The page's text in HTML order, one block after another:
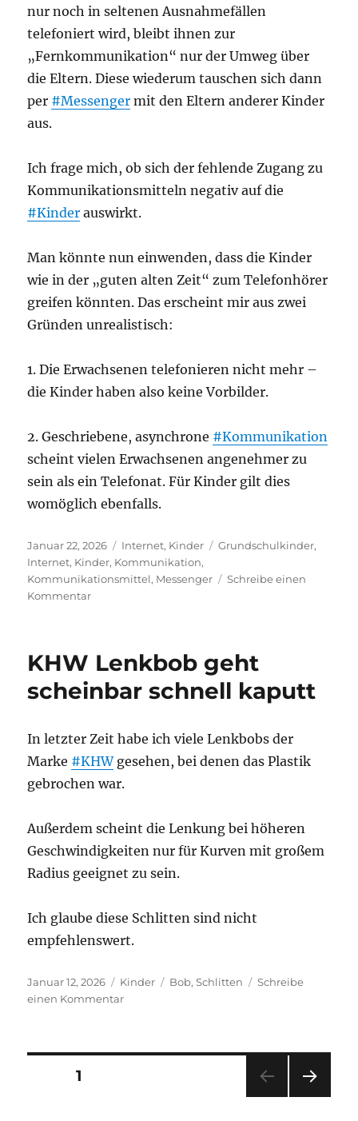
nur noch in seltenen Ausnahmefällen
telefoniert wird, bleibt ihnen zur
„Fernkommunikation“ nur der Umweg über
die Eltern. Diese wiederum tauschen sich dann
per #Messenger mit den Eltern anderer Kinder
aus.
Ich frage mich, ob sich der fehlende Zugang zu
Kommunikationsmitteln negativ auf die
#Kinder auswirkt.
Man könnte nun einwenden, dass die Kinder
wie in der „guten alten Zeit“ zum Telefonhörer
greifen könnten. Das erscheint mir aus zwei
Gründen unrealistisch:
1. Die Erwachsenen telefonieren nicht mehr –
die Kinder haben also keine Vorbilder.
2. Geschriebene, asynchrone #Kommunikation
scheint vielen Erwachsenen angenehmer zu
sein als ein Telefonat. Für Kinder gilt dies
womöglich ebenfalls.
Veröffentlicht
am
Januar 22, 2026 Kategorien
Internet, Kinder Schlagwörter
Grundschulkinder,
Internet, Kinder, Kommunikation,
Kommunikationsmittel, Messenger
Schreibe einen
Kommentarzu
KHW Lenkbob geht
scheinbar schnell kaputt
In letzter Zeit habe ich viele Lenkbobs der
Marke #KHWgesehen, bei denen das Plastik
gebrochen war.
Außerdem scheint die Lenkung bei höheren
Geschwindigkeiten nur für Kurven mit großem
Radius geeignet zu sein.
Ich glaube diese Schlitten sind nicht
empfehlenswert.
Veröffentlicht
am
Januar 12, 2026 Kategorien
Kinder Schlagwörter
Bob,Schlitten
Schreibe
einen Kommentarzu
Seitennummerierung
SEITE1